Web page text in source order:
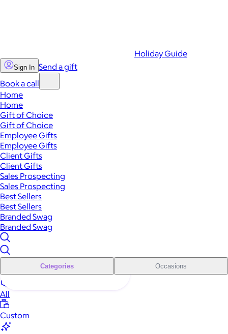
Holiday Guide
Sign In Send a gift
Book a call
Home
Home
Gift of Choice
Gift of Choice
Employee Gifts
Employee Gifts
Client Gifts
Client Gifts
Sales Prospecting
Sales Prospecting
Best Sellers
Best Sellers
Branded Swag
Branded Swag
Categories Occasions
All
Custom